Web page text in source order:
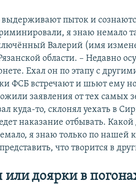
пыток и
я знаю немало
Валерий (имя
области. – Недавно
Ехал он по этапу с
ФСБ встречают и шьют ему
заявления от тех самых
куда-то, склонял уехать в
наказание отбывать.
я знаю только по нашей
что творится в
или доярки в